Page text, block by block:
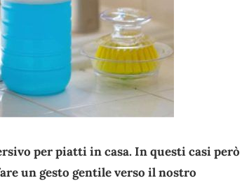
per piatti in casa. In questi casi però
un gesto gentile verso il nostro